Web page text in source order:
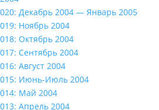
020: Декабрь 2004 — Январь 2005
019: Ноябрь 2004
018: Октябрь 2004
017: Сентябрь 2004
016: Август 2004
015: Июнь-Июль 2004
014: Май 2004
013: Апрель 2004